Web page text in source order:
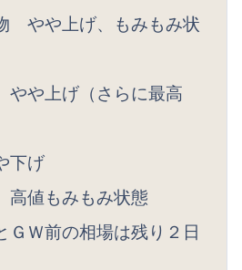
やや上げ、もみもみ状
やや上げ（さらに最高
下げ
高値もみもみ状態
ＧＷ前の相場は残り２日